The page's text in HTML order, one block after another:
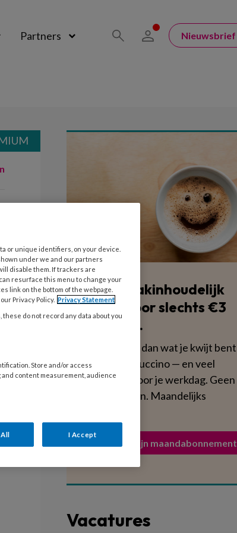
Partners Nieuwsbrief
Blijf vakinhoudelijk
scherp voor slechts €3
per week.
Dat is minder dan wat je kwijt bent
aan een cappuccino — en veel
voedzamer voor je werkdag. Geen
verplichtingen. Maandelijks
Activeer mijn maandabonnement
Vacatures
or unique identifiers, on your device.
under we and our partners
disable them. If trackers are
resurface this menu to change your
link on the bottom of the webpage.
Privacy Policy. Privacy Statement
do not record any data about you
Store and/or access
content measurement, audience
I Accept